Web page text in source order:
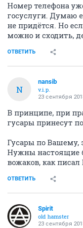
Номер телефона
госуслуги. Думаю
не придётся. Но
можно и сходить,
ОТВЕТИТЬ
N
nansib
v.i.p.
23 сентября
В принципе, при
гусары принесут
Гусары по Вашему,
Нужны настоящие
вожаков, как
ОТВЕТИТЬ
Spirit
old hamster
23 сентября